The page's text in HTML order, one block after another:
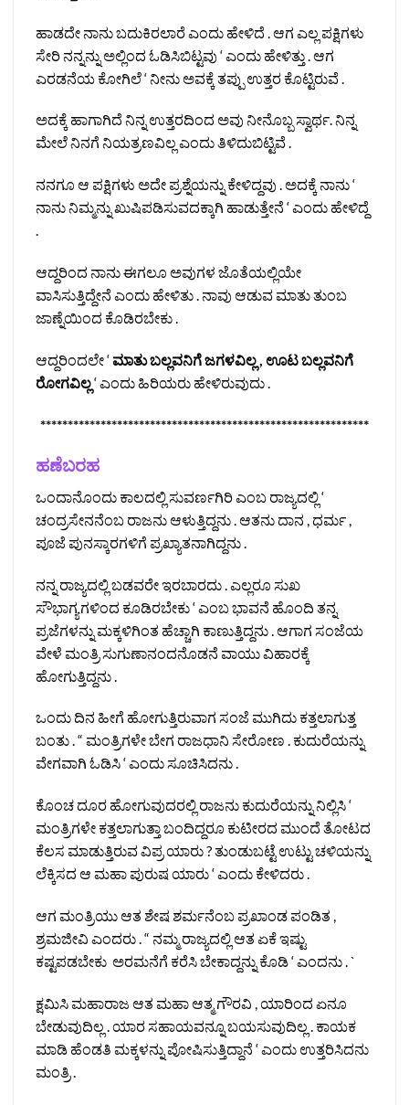
ಹಾಡದೇ ನಾನು ಬದುಕಿರಲಾರೆ ಎಂದು ಹೇಳಿದೆ . ಆಗ ಎಲ್ಲ ಪಕ್ಷಿಗಳು
ಸೇರಿ ನನ್ನನ್ನು ಅಲ್ಲಿಂದ ಓಡಿಸಿಬಿಟ್ಟವು ‘ ಎಂದು ಹೇಳಿತ್ತು . ಆಗ
ಎರಡನೆಯ ಕೋಗಿಲೆ ‘ ನೀನು ಅವಕ್ಕೆ ತಪ್ಪು ಉತ್ತರ ಕೊಟ್ಟಿರುವೆ .
ಅದಕ್ಕೆ ಹಾಗಾಗಿದೆ ನಿನ್ನ ಉತ್ತರದಿಂದ ಅವು ನೀನೊಬ್ಬ ಸ್ವಾರ್ಥ. ನಿನ್ನ
ಮೇಲೆ ನಿನಗೆ ನಿಯತ್ರಣವಿಲ್ಲ ಎಂದು ತಿಳಿದುಬಿಟ್ಟಿವೆ .
ನನಗೂ ಆ ಪಕ್ಷಿಗಳು ಅದೇ ಪ್ರಶ್ನೆಯನ್ನು ಕೇಳಿದ್ದವು . ಅದಕ್ಕೆ ನಾನು ‘
ನಾನು ನಿಮ್ಮನ್ನು ಖುಷಿಪಡಿಸುವದಕ್ಕಾಗಿ ಹಾಡುತ್ತೇನೆ ‘ ಎಂದು ಹೇಳಿದ್ದೆ
.
ಆದ್ದರಿಂದ ನಾನು ಈಗಲೂ ಅವುಗಳ ಜೊತೆಯಲ್ಲಿಯೇ
ವಾಸಿಸುತ್ತಿದ್ದೇನೆ ಎಂದು ಹೇಳಿತು . ನಾವು ಆಡುವ ಮಾತು ತುಂಬ
ಜಾಣ್ನೆಯಿಂದ ಕೊಡಿರಬೇಕು .
ಆದ್ದರಿಂದಲೇ ‘ ಮಾತು ಬಲ್ಲವನಿಗೆ ಜಗಳವಿಲ್ಲ , ಊಟ ಬಲ್ಲವನಿಗೆ
ರೋಗವಿಲ್ಲ‘ ಎಂದು ಹಿರಿಯರು ಹೇಳಿರುವುದು .
************************************************************
ಹಣೆಬರಹ
ಒಂದಾನೊಂದು ಕಾಲದಲ್ಲಿ ಸುವರ್ಣಗಿರಿ ಎಂಬ ರಾಜ್ಯದಲ್ಲಿ ‘
ಚಂದ್ರಸೇನನೆಂಬ ರಾಜನು ಆಳುತ್ತಿದ್ದನು . ಆತನು ದಾನ , ಧರ್ಮ ,
ಪೂಜೆ ಪುನಸ್ಕಾರಗಳಿಗೆ ಪ್ರಖ್ಯಾತನಾಗಿದ್ದನು .
ನನ್ನ ರಾಜ್ಯದಲ್ಲಿ ಬಡವರೇ ಇರಬಾರದು . ಎಲ್ಲರೂ ಸುಖ
ಸೌಭಾಗ್ಯಗಳಿಂದ ಕೂಡಿರಬೇಕು ‘ ಎಂಬ ಭಾವನೆ ಹೊಂದಿ ತನ್ನ
ಪ್ರಜೆಗಳನ್ನು ಮಕ್ಕಳಿಗಿಂತ ಹೆಚ್ಚಾಗಿ ಕಾಣುತ್ತಿದ್ದನು . ಆಗಾಗ ಸಂಜೆಯ
ವೇಳೆ ಮಂತ್ರಿ ಸುಗುಣಾನಂದನೊಡನೆ ವಾಯು ವಿಹಾರಕ್ಕೆ
ಹೋಗುತ್ತಿದ್ದನು .
ಒಂದು ದಿನ ಹೀಗೆ ಹೋಗುತ್ತಿರುವಾಗ ಸಂಜೆ ಮುಗಿದು ಕತ್ತಲಾಗುತ್ತ
ಬಂತು . “ ಮಂತ್ರಿಗಳೇ ಬೇಗ ರಾಜಧಾನಿ ಸೇರೋಣ . ಕುದುರೆಯನ್ನು
ವೇಗವಾಗಿ ಓಡಿಸಿ ‘ ಎಂದು ಸೂಚಿಸಿದನು .
ಕೊಂಚ ದೂರ ಹೋಗುವುದರಲ್ಲಿ ರಾಜನು ಕುದುರೆಯನ್ನು ನಿಲ್ಲಿಸಿ ‘
ಮಂತ್ರಿಗಳೇ ಕತ್ತಲಾಗುತ್ತಾ ಬಂದಿದ್ದರೂ ಕುಟೀರದ ಮುಂದೆ ತೋಟದ
ಕೆಲಸ ಮಾಡುತ್ತಿರುವ ವಿಪ್ರ ಯಾರು ? ತುಂಡುಬಟ್ಟೆ ಉಟ್ಟು ಚಳಿಯನ್ನು
ಲೆಕ್ಕಿಸದ ಆ ಮಹಾ ಪುರುಷ ಯಾರು ‘ ಎಂದು ಕೇಳಿದರು .
ಆಗ ಮಂತ್ರಿಯು ಆತ ಶೇಷ ಶರ್ಮನೆಂಬ ಪ್ರಖಾಂಡ ಪಂಡಿತ ,
ಶ್ರಮಜೀವಿ ಎಂದರು . “ ನಮ್ಮ ರಾಜ್ಯದಲ್ಲಿ ಆತ ಏಕೆ ಇಷ್ಟು
ಕಷ್ಟಪಡಬೇಕು ಅರಮನೆಗೆ ಕರೆಸಿ ಬೇಕಾದ್ದನ್ನು ಕೊಡಿ ‘ ಎಂದನು . `
ಕ್ಷಮಿಸಿ ಮಹಾರಾಜ ಆತ ಮಹಾ ಆತ್ಮ ಗೌರವಿ , ಯಾರಿಂದ ಏನೂ
ಬೇಡುವುದಿಲ್ಲ . ಯಾರ ಸಹಾಯವನ್ನೂ ಬಯಸುವುದಿಲ್ಲ . ಕಾಯಕ
ಮಾಡಿ ಹೆಂಡತಿ ಮಕ್ಕಳನ್ನು ಪೋಷಿಸುತ್ತಿದ್ದಾನೆ ‘ ಎಂದು ಉತ್ತರಿಸಿದನು
ಮಂತ್ರಿ .